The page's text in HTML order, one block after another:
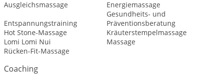
Ausgleichsmassage
Energiemassage
Entspannungstraining
Gesundheits- und
Präventionsberatung
Hot Stone-Massage
Kräuterstempelmassage
Lomi Lomi Nui
Massage
Rücken-Fit-Massage
Coaching